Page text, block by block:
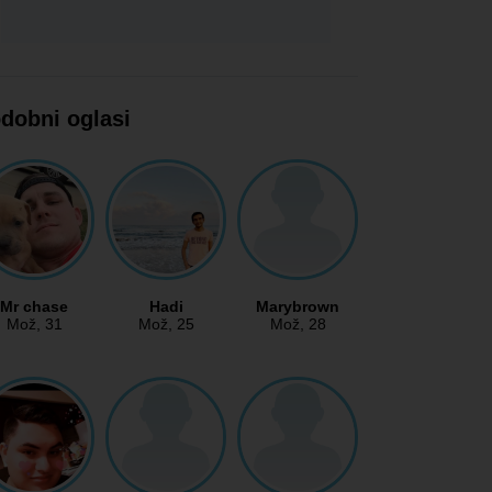
oglasi
Mr chase
Mož, 31
Hadi
Mož, 25
Marybrown
Mož, 28